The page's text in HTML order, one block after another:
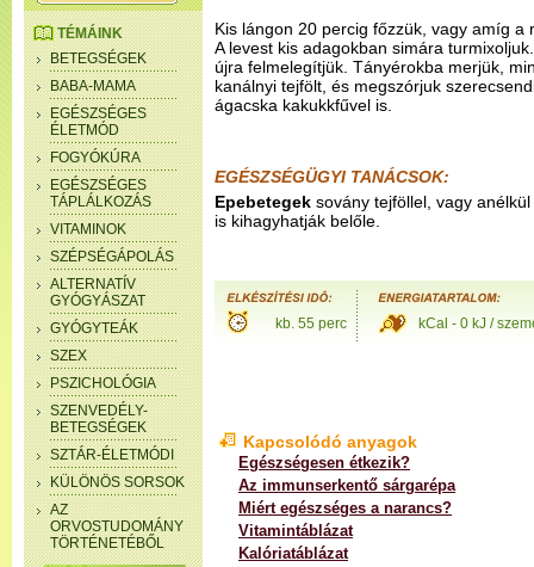
TÉMÁINK
BETEGSÉGEK
BABA-MAMA
EGÉSZSÉGES
ÉLETMÓD
FOGYÓKÚRA
EGÉSZSÉGES
TÁPLÁLKOZÁS
VITAMINOK
SZÉPSÉGÁPOLÁS
ALTERNATÍV
GYÓGYÁSZAT
GYÓGYTEÁK
SZEX
PSZICHOLÓGIA
SZENVEDÉLY-
BETEGSÉGEK
SZTÁR-ÉLETMÓDI
KÜLÖNÖS SORSOK
AZ
ORVOSTUDOMÁNY
TÖRTÉNETÉBŐL
Kis lángon 20 percig főzzük, vagy amíg a
A levest kis adagokban simára
újra felmelegítjük. Tányérokba merjük,
kanálnyi tejfölt, és megszórjuk
ágacska kakukkfűvel is.
EGÉSZSÉGÜGYI TANÁCSOK:
Epebetegek sovány tejföllel, vagy
is kihagyhatják belőle.
kb. 55 perc kCal - 0 kJ /
Kapcsolódó anyagok
Egészségesen étkezik?
Az immunserkentő sárgarépa
Miért egészséges a narancs?
Vitamintáblázat
Kalóriatáblázat